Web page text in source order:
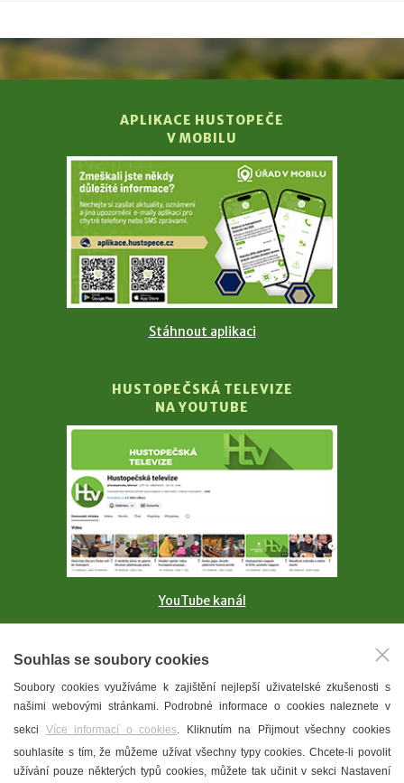
APLIKACE HUSTOPEČE
V MOBILU
Stáhnout aplikaci
HUSTOPEČSKÁ TELEVIZE
NA YOUTUBE
YouTube kanál
MĚSTO HUSTOPEČE
Souhlas se soubory cookies
Soubory cookies využíváme k zajištění nejlepší uživatelské zkušenosti s
našimi webovými stránkami. Podrobné informace o cookies naleznete v
sekci Více informací o cookies. Kliknutím na Přijmout všechny cookies
souhlasíte s tím, že můžeme užívat všechny typy cookies. Chcete-li povolit
užívání pouze některých typů cookies, můžete tak učinit v sekci Nastavení